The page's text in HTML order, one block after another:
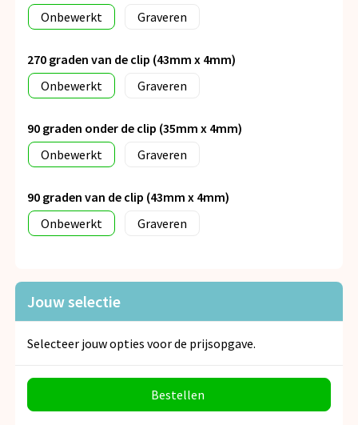
Onbewerkt
Graveren
270 graden van de clip (43mm x 4mm)
Onbewerkt
Graveren
90 graden onder de clip (35mm x 4mm)
Onbewerkt
Graveren
90 graden van de clip (43mm x 4mm)
Onbewerkt
Graveren
Jouw selectie
Selecteer jouw opties voor de prijsopgave.
Bestellen